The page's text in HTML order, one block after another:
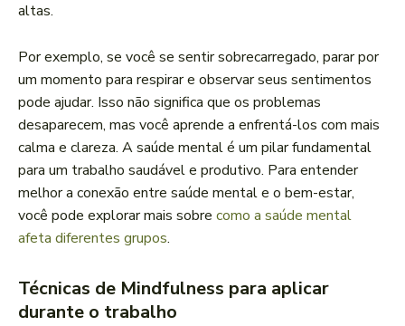
altas.
Por exemplo, se você se sentir sobrecarregado, parar por
um momento para respirar e observar seus sentimentos
pode ajudar. Isso não significa que os problemas
desaparecem, mas você aprende a enfrentá-los com mais
calma e clareza. A saúde mental é um pilar fundamental
para um trabalho saudável e produtivo. Para entender
melhor a conexão entre saúde mental e o bem-estar,
você pode explorar mais sobre como a saúde mental
afeta diferentes grupos.
Técnicas de Mindfulness para aplicar
durante o trabalho